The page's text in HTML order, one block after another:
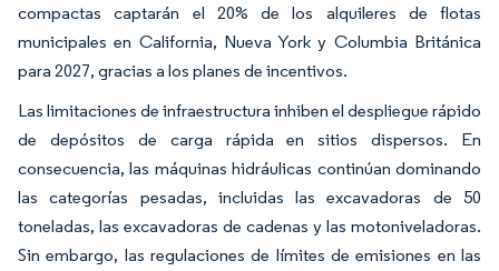
compactas captarán el 20% de los alquileres de flotas
municipales en California, Nueva York y Columbia Británica
para 2027, gracias a los planes de incentivos.
Las limitaciones de infraestructura inhiben el despliegue rápido
de depósitos de carga rápida en sitios dispersos. En
consecuencia, las máquinas hidráulicas continúan dominando
las categorías pesadas, incluidas las excavadoras de 50
toneladas, las excavadoras de cadenas y las motoniveladoras.
Sin embargo, las regulaciones de límites de emisiones en las